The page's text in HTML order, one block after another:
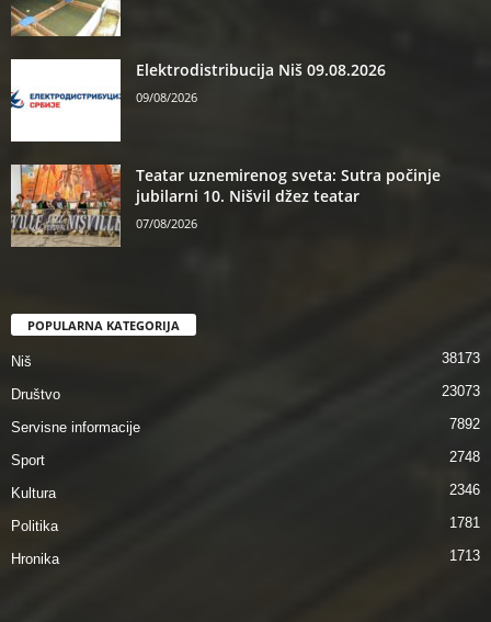
Elektrodistribucija Niš 09.08.2026
09/08/2026
Teatar uznemirenog sveta: Sutra počinje
jubilarni 10. Nišvil džez teatar
07/08/2026
POPULARNA KATEGORIJA
Niš 38173
Društvo 23073
Servisne informacije 7892
Sport 2748
Kultura 2346
Politika 1781
Hronika 1713